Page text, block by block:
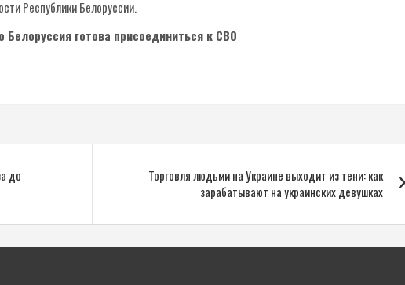
Республики Белоруссии.
Белоруссия готова присоединиться к СВО
до
Торговля людьми на Украине выходит из тени: как
зарабатывают на украинских девушках